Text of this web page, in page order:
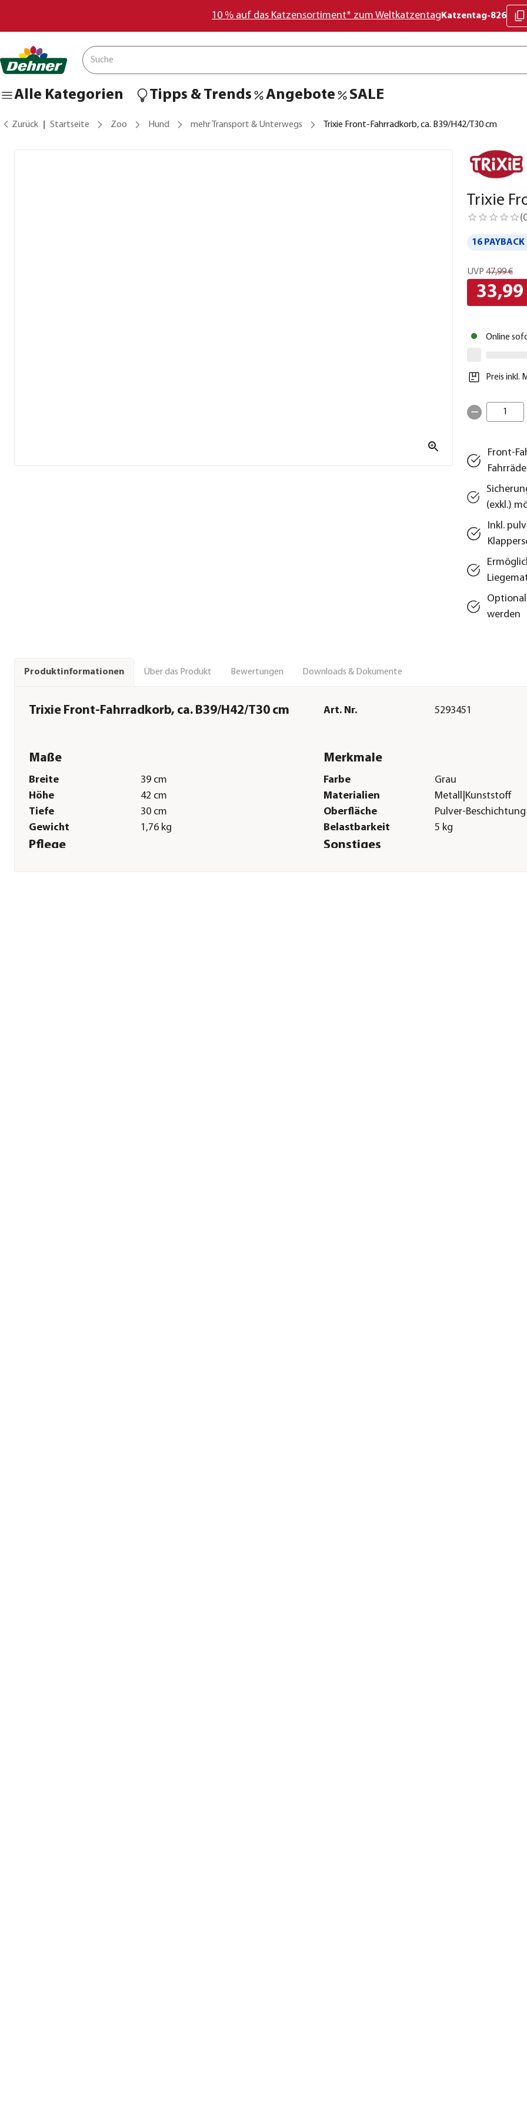
10 % auf das Katzensortiment* zum Weltkatzentag Katzentag-826
Alle Kategorien Tipps & Trends Angebote SALE
Zurück Startseite Zoo Hund mehr Transport & Unterwegs Trixie Front-Fahrradkorb, ca. B39/H42/T30 cm
Trixie
(
16
UVP 47,99 €
33,99
Online
Preis inkl.
1
Front-
(exkl.)
Inkl.
werden
Produktinformationen Über das Produkt Bewertungen Downloads & Dokumente
Trixie Front-Fahrradkorb, ca. B39/H42/T30 cm Art. Nr. 5293451
Maße
Breite
39 cm
Höhe
42 cm
Tiefe
30 cm
Gewicht
1,76 kg
Merkmale
Farbe
Grau
Materialien
Metall|Kunststoff
Oberfläche
Pulver-Beschichtung
Belastbarkeit
5 kg
Pflege Sonstiges